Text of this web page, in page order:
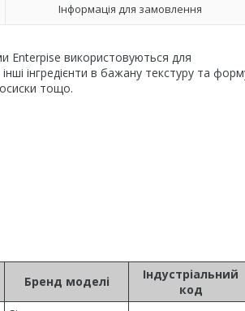
Інформація для замовлення
Enterpise використовуються для
інгредієнти в бажану текстуру та
тощо.
Бренд моделі
Індустріальний
код